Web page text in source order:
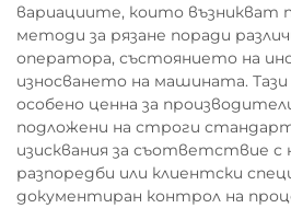
вариациите, които възникват
методи за рязане поради
оператора, състоянието на
износването на машината.
особено ценна за
подложени на строги
изисквания за съответствие
разпоредби или клиентски
документиран контрол на